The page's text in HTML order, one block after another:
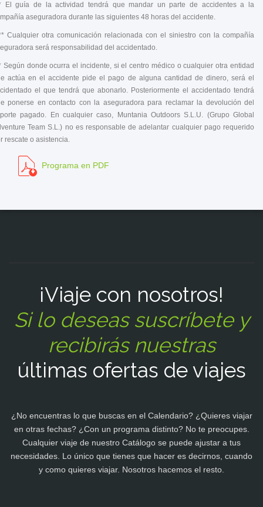
El guía de la actividad tendrá que mandar un parte de accidentes a la
aseguradora durante las siguientes 48 horas del accidente.
Cualquier otra comunicación relacionada con el siniestro con la compañía
será responsabilidad del accidentado.
Según donde ocurra el incidente, si el centro médico o cualquier otra entidad
actúa en el accidente pide el pago de alguna cantidad de dinero, será el
el que tendrá que abonarlo. Posteriormente el accidentado tendrá
ponerse en contacto con la aseguradora para reclamar la devolución del
pagado. En cualquier caso, Muntania Outdoors S.L.U. (Grupo Global
Team S.L.) no es responsable de adelantar cualquier pago requerido
rescate o asistencia.
Programa en PDF
¡Viaje con nosotros!
Si lo deseas suscríbete y
recibirás nuestras
últimas ofertas de viajes
¿No encuentras lo que buscas en el Calendario? ¿Quieres viajar
en otras fechas? ¿Con un programa distinto? No te preocupes.
Cualquier viaje de nuestro Catálogo se puede ajustar a tus
necesidades. Lo único que tienes que hacer es decirnos, cuando
y como quieres viajar. Nosotros hacemos el resto.